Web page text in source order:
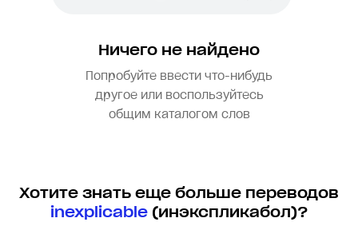
Ничего не найдено
Попробуйте ввести что-нибудь
другое или воспользуйтесь
общим каталогом слов
Хотите знать еще больше переводов
inexplicable(инэкспликабол)?